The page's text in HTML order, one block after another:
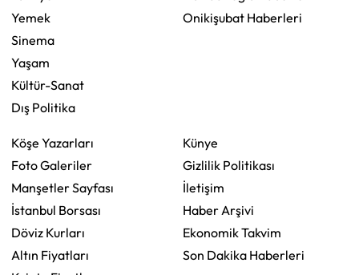
Yemek
Sinema
Yaşam
Kültür-Sanat
Dış Politika
Onikişubat Haberleri
Köşe Yazarları
Foto Galeriler
Manşetler Sayfası
İstanbul Borsası
Döviz Kurları
Altın Fiyatları
Künye
Gizlilik Politikası
İletişim
Haber Arşivi
Ekonomik Takvim
Son Dakika Haberleri